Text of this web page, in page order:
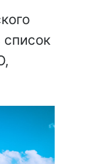
список